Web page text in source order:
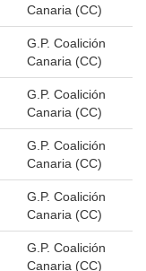
Canaria (CC)
G.P. Coalición
Canaria (CC)
G.P. Coalición
Canaria (CC)
G.P. Coalición
Canaria (CC)
G.P. Coalición
Canaria (CC)
G.P. Coalición
Canaria (CC)